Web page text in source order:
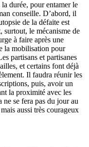
durée, pour entamer le
conseille. D’abord, il
de la défaite est
surtout, le mécanisme de
à faire après une
la mobilisation pour
partisans et partisanes
et certains font déjà
Il faudra réunir les
puis, avoir un
la proximité avec les
se fera pas du jour au
aussi très courageux